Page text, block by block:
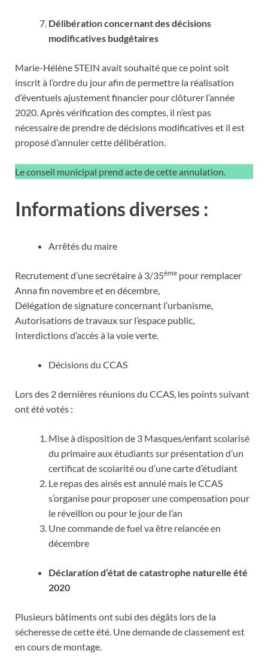
Délibération concernant des décisions
modificatives budgétaires
Marie-Hélène STEIN avait souhaité que ce point soit
inscrit à l’ordre du jour afin de permettre la réalisation
d’éventuels ajustement financier pour clôturer l’année
2020. Après vérification des comptes, il n’est pas
nécessaire de prendre de décisions modificatives et il est
proposé d’annuler cette délibération.
Le conseil municipal prend acte de cette annulation.
Informations diverses :
Arrêtés du maire
Recrutement d’une secrétaire à 3/35ème pour remplacer
Anna fin novembre et en décembre,
Délégation de signature concernant l’urbanisme,
Autorisations de travaux sur l’espace public,
Interdictions d’accès à la voie verte.
Décisions du CCAS
Lors des 2 dernières réunions du CCAS, les points suivant
ont été votés :
Mise à disposition de 3 Masques/enfant scolarisé
du primaire aux étudiants sur présentation d’un
certificat de scolarité ou d’une carte d’étudiant
Le repas des ainés est annulé mais le CCAS
s’organise pour proposer une compensation pour
le réveillon ou pour le jour de l’an
Une commande de fuel va être relancée en
décembre
Déclaration d’état de catastrophe naturelle été
2020
Plusieurs bâtiments ont subi des dégâts lors de la
sécheresse de cette été. Une demande de classement est
en cours de montage.